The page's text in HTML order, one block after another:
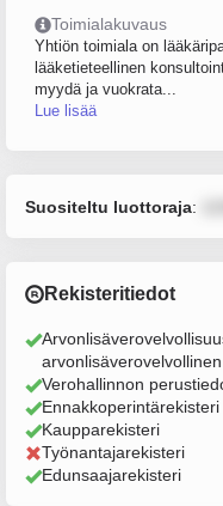
Toimialakuvaus
Yhtiön toimiala on
lääketieteellinen
myydä ja vuokrata...
Lue lisää
Suositeltu luottoraja:
Rekisteritiedot
arvonlisäverovelvollinen
Verohallinnon
Ennakkoperintärekisteri
Kaupparekisteri
Työnantajarekisteri
Edunsaajarekisteri